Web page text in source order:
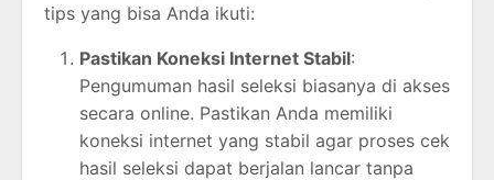
tips yang bisa Anda ikuti:
Pastikan Koneksi Internet Stabil:
Pengumuman hasil seleksi biasanya di akses
secara online. Pastikan Anda memiliki
koneksi internet yang stabil agar proses cek
hasil seleksi dapat berjalan lancar tanpa